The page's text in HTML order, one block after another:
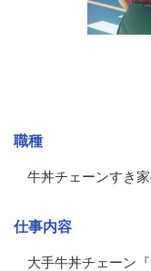
職種
牛丼チェーンすき
仕事内容
大手牛丼チェーン